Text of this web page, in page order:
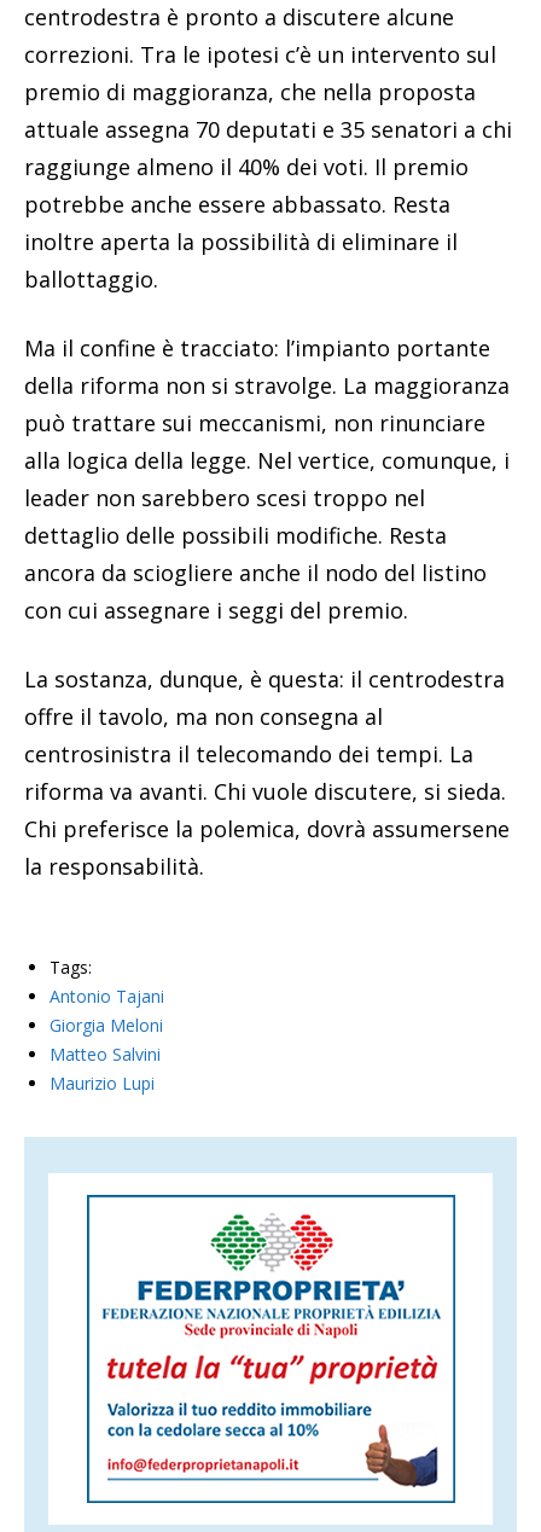
centrodestra è pronto a discutere alcune
correzioni. Tra le ipotesi c’è un intervento sul
premio di maggioranza, che nella proposta
attuale assegna 70 deputati e 35 senatori a chi
raggiunge almeno il 40% dei voti. Il premio
potrebbe anche essere abbassato. Resta
inoltre aperta la possibilità di eliminare il
ballottaggio.
Ma il confine è tracciato: l’impianto portante
della riforma non si stravolge. La maggioranza
può trattare sui meccanismi, non rinunciare
alla logica della legge. Nel vertice, comunque, i
leader non sarebbero scesi troppo nel
dettaglio delle possibili modifiche. Resta
ancora da sciogliere anche il nodo del listino
con cui assegnare i seggi del premio.
La sostanza, dunque, è questa: il centrodestra
offre il tavolo, ma non consegna al
centrosinistra il telecomando dei tempi. La
riforma va avanti. Chi vuole discutere, si sieda.
Chi preferisce la polemica, dovrà assumersene
la responsabilità.
Tags:
Antonio Tajani
Giorgia Meloni
Matteo Salvini
Maurizio Lupi